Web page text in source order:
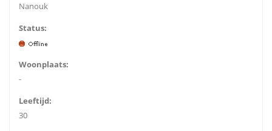
Nanouk
Status:
Woonplaats:
-
Leeftijd:
30